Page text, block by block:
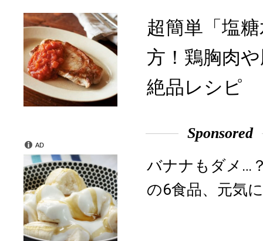
超簡単「塩
方！鶏胸肉
絶品レシピ
Sponsored
バナナもダメ…
の6食品、元気
AD